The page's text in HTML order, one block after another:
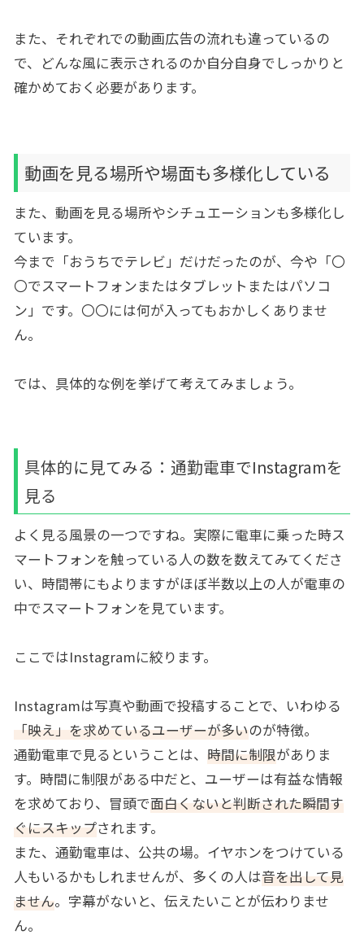
また、それぞれでの動画広告の流れも違っているの
で、どんな風に表示されるのか自分自身でしっかりと
確かめておく必要があります。
動画を見る場所や場面も多様化している
また、動画を見る場所やシチュエーションも多様化し
ています。
今まで「おうちでテレビ」だけだったのが、今や「〇
〇でスマートフォンまたはタブレットまたはパソコ
ン」です。〇〇には何が入ってもおかしくありませ
ん。
では、具体的な例を挙げて考えてみましょう。
具体的に見てみる：通勤電車でInstagramを
見る
よく見る風景の一つですね。実際に電車に乗った時ス
マートフォンを触っている人の数を数えてみてくださ
い、時間帯にもよりますがほぼ半数以上の人が電車の
中でスマートフォンを見ています。
ここではInstagramに絞ります。
Instagramは写真や動画で投稿することで、いわゆる
「映え」を求めているユーザーが多いのが特徴。
通勤電車で見るということは、 時間に制限がありま
す。時間に制限がある中だと、ユーザーは有益な情報
を求めており、冒頭で面白くないと判断された瞬間す
ぐにスキップされます。
また、通勤電車は、公共の場。イヤホンをつけている
人もいるかもしれませんが、多くの人は音を出して見
ません。字幕がないと、伝えたいことが伝わりませ
ん。